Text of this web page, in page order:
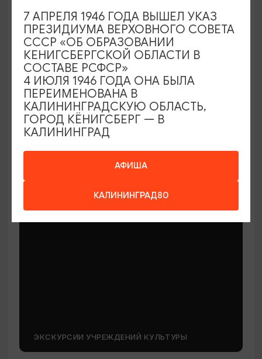
МАСТЕР-КЛАССЫ
Мастер-классы по керамике Елены
Бодяковой
Калининград, ул. Баранова, 45
ЭКСКУРСИИ УЧРЕЖДЕНИЙ КУЛЬТУРЫ
АФИША
КАЛИНИНГРАД80
7 АПРЕЛЯ 1946 ГОДА ВЫШЕЛ УКАЗ
ПРЕЗИДИУМА ВЕРХОВНОГО СОВЕТА
СССР «ОБ ОБРАЗОВАНИИ
КЕНИГСБЕРГСКОЙ ОБЛАСТИ В
СОСТАВЕ РСФСР»
4 ИЮЛЯ 1946 ГОДА ОНА БЫЛА
ПЕРЕИМЕНОВАНА В
КАЛИНИНГРАДСКУЮ ОБЛАСТЬ,
ГОРОД КЁНИГСБЕРГ — В
КАЛИНИНГРАД